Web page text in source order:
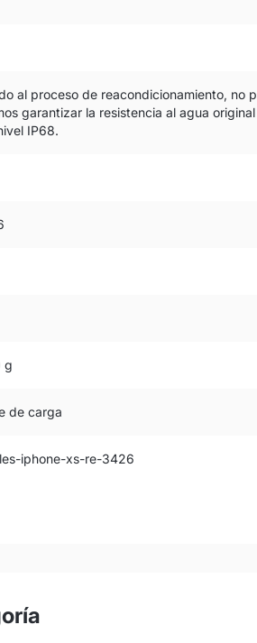
al proceso de reacondicionamiento, no p
garantizar la resistencia al agua original
IP68.
g
de carga
iphone-xs-re-3426